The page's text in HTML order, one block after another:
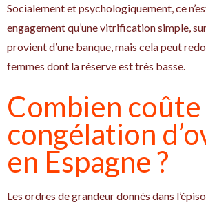
Socialement et psychologiquement, ce
engagement qu’une vitrification simple,
provient d’une banque, mais cela peut
femmes dont la réserve est très basse.
Combien coûte
congélation
en Espagne ?
Les ordres de grandeur donnés dans